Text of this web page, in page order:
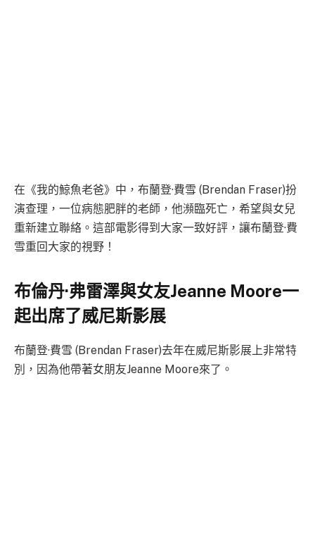
在《我的鯨魚老爸》中，布蘭登·費雪 (Brendan Fraser)扮
演查理，一位病態肥胖的老師，他瀕臨死亡，希望與女兒
重新建立聯絡。這部電影得到大家一致好評，讓布蘭登·費
雪重回大家的視野！
布倫丹·弗雷澤與女友Jeanne Moore一
起出席了威尼斯影展
布蘭登·費雪 (Brendan Fraser)去年在威尼斯影展上非常特
別，因為他帶著女朋友Jeanne Moore來了。